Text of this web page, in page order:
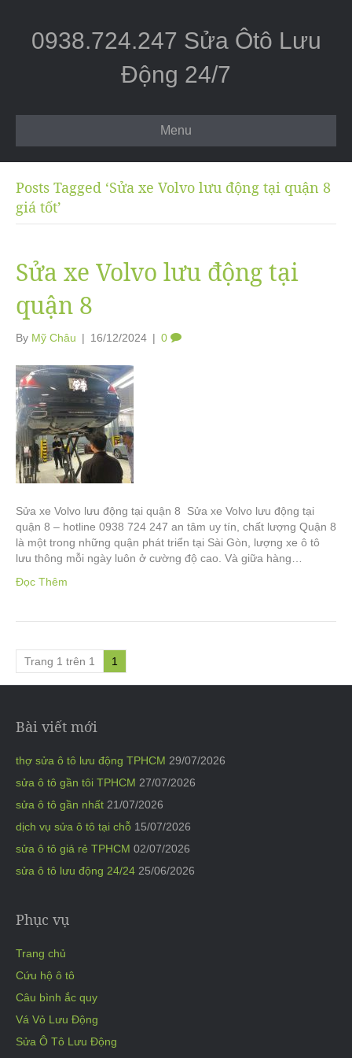
0938.724.247 Sửa Ôtô Lưu
Động 24/7
Menu
Posts Tagged ‘Sửa xe Volvo lưu động tại quận 8
giá tốt’
Sửa xe Volvo lưu động tại
quận 8
By Mỹ Châu | 16/12/2024 | 0
Sửa xe Volvo lưu động tại quận 8 Sửa xe Volvo lưu động tại
quận 8 – hotline 0938 724 247 an tâm uy tín, chất lượng Quận 8
là một trong những quận phát triển tại Sài Gòn, lượng xe ô tô
lưu thông mỗi ngày luôn ở cường độ cao. Và giữa hàng…
Đọc Thêm
Trang 1 trên 1 1
Bài viết mới
thợ sửa ô tô lưu động TPHCM 29/07/2026
sửa ô tô gần tôi TPHCM 27/07/2026
sửa ô tô gần nhất 21/07/2026
dịch vụ sửa ô tô tại chỗ 15/07/2026
sửa ô tô giá rẻ TPHCM 02/07/2026
sửa ô tô lưu động 24/24 25/06/2026
Phục vụ
Trang chủ
Cứu hộ ô tô
Câu bình ắc quy
Vá Vỏ Lưu Động
Sửa Ô Tô Lưu Động